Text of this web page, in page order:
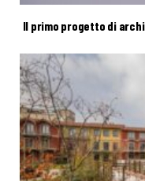
Il primo progetto di